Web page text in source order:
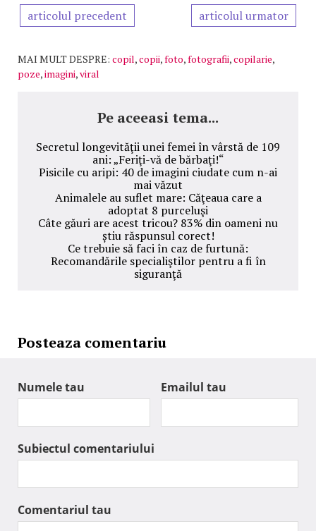
articolul precedent articolul urmator
MAI MULT DESPRE: copil,copii,foto,fotografii,copilarie,
poze,imagini,viral
Pe aceeasi tema...
Secretul longevităţii unei femei în vârstă de 109
ani: „Feriţi-vă de bărbaţi!“
Pisicile cu aripi: 40 de imagini ciudate cum n-ai
mai văzut
Animalele au suflet mare: Căţeaua care a
adoptat 8 purceluşi
Câte găuri are acest tricou? 83% din oameni nu
știu răspunsul corect!
Ce trebuie să faci în caz de furtună:
Recomandările specialiştilor pentru a fi în
siguranţă
Posteaza comentariu
Numele tau Emailul tau
Subiectul comentariului
Comentariul tau